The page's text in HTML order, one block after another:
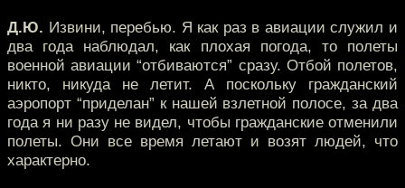
Д.Ю. Извини, перебью. Я как раз в авиации служил и
два года наблюдал, как плохая погода, то полеты
военной авиации “отбиваются” сразу. Отбой полетов,
никто, никуда не летит. А поскольку гражданский
аэропорт “приделан” к нашей взлетной полосе, за два
года я ни разу не видел, чтобы гражданские отменили
полеты. Они все время летают и возят людей, что
характерно.